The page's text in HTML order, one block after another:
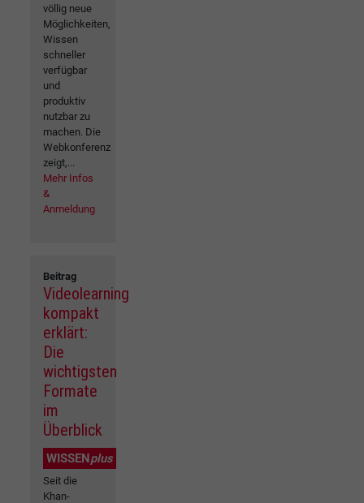
völlig neue
Möglichkeiten,
Wissen
schneller
verfügbar
und
produktiv
nutzbar zu
machen. Die
Webkonferenz
zeigt,...
Mehr Infos
&
Anmeldung
Beitrag
Videolearning
kompakt
erklärt:
Die
wichtigsten
Formate
im
Überblick
WISSENplus
Seit die
Khan-